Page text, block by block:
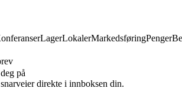
LagerLokalerMarkedsføringPenger
på
direkte i innboksen din.